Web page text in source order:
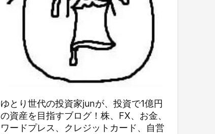
ゆとり世代の投資家junが、投資で1億円
の資産を目指すブログ！株、FX、お金、
ワードプレス、クレジットカード、自営